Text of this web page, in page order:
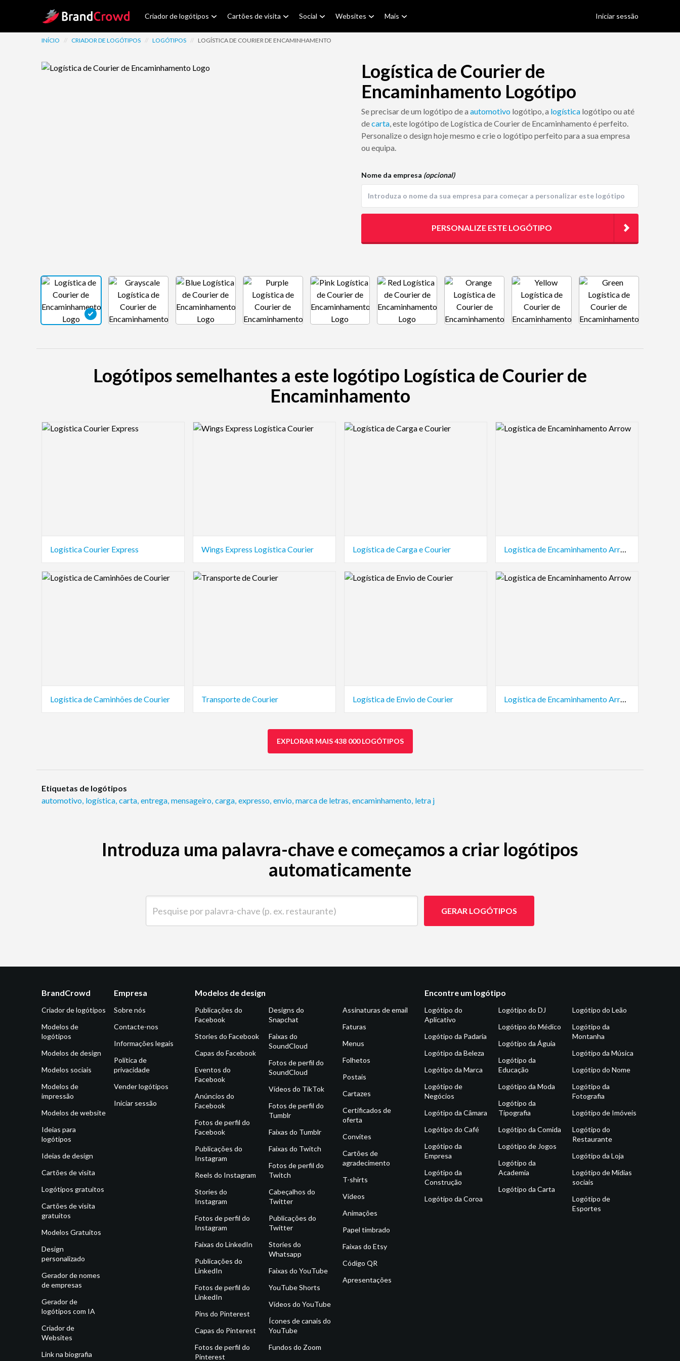
Site Logo Criador de logótipos Cartões de visita Social Websites Mais Iniciar sessão
INÍCIO // CRIADOR DE LOGÓTIPOS // LOGÓTIPOS // LOGÍSTICA DE COURIER DE ENCAMINHAMENTO
Logística de Courier de
Encaminhamento Logótipo
Se precisar de um logótipo de a automotivo logótipo, a logística logótipo ou até
decarta, este logótipo de Logística de Courier de Encaminhamento é perfeito.
Personalize o design hoje mesmo e crie o logótipo perfeito para a sua empresa
ou equipa.
Nome da empresa (opcional)
PERSONALIZE ESTE LOGÓTIPO
Logótipos semelhantes a este logótipo Logística de Courier de
Encaminhamento
Logo Preview Image
Logística Courier Express
Logo Preview Image
Wings Express Logística Courier
Logo Preview Image
Logística de Carga e Courier
Logo Preview Image
Logística de Encaminhamento Arrow
Logo Preview Image
Logística de Caminhões de Courier
Logo Preview Image
Transporte de Courier
Logo Preview Image
Logística de Envio de Courier
Logo Preview Image
Logística de Encaminhamento Arrow
EXPLORAR MAIS 438 000 LOGÓTIPOS
Etiquetas de logótipos
automotivo, logística, carta, entrega, mensageiro, carga, expresso, envio, marca de letras, encaminhamento, letra j
Introduza uma palavra-chave e começamos a criar logótipos
automaticamente
GERAR LOGÓTIPOS
BrandCrowd
Criador de logótipos
Modelos de
logótipos
Modelos de design
Modelos sociais
Modelos de
impressão
Modelos de website
Ideias para
logótipos
Ideias de design
Cartões de visita
Logótipos gratuitos
Cartões de visita
gratuitos
Modelos Gratuitos
Design
personalizado
Gerador de nomes
de empresas
Gerador de
logótipos com IA
Criador de
Websites
Link na biografia
Empresa
Sobre nós
Contacte-nos
Informações legais
Política de
privacidade
Vender logótipos
Iniciar sessão
Modelos de design
Publicações do
Facebook
Stories do Facebook
Capas do Facebook
Eventos do
Facebook
Anúncios do
Facebook
Fotos de perfil do
Facebook
Publicações do
Instagram
Reels do Instagram
Stories do
Instagram
Fotos de perfil do
Instagram
Faixas do LinkedIn
Publicações do
LinkedIn
Fotos de perfil do
LinkedIn
Pins do Pinterest
Capas do Pinterest
Fotos de perfil do
Pinterest
Designs do
Snapchat
Faixas do
SoundCloud
Fotos de perfil do
SoundCloud
Vídeos do TikTok
Fotos de perfil do
Tumblr
Faixas do Tumblr
Faixas do Twitch
Fotos de perfil do
Twitch
Cabeçalhos do
Twitter
Publicações do
Twitter
Stories do
Whatsapp
Faixas do YouTube
YouTube Shorts
Vídeos do YouTube
Ícones de canais do
YouTube
Fundos do Zoom
Assinaturas de email
Faturas
Menus
Folhetos
Postais
Cartazes
Certificados de
oferta
Convites
Cartões de
agradecimento
T-shirts
Vídeos
Animações
Papel timbrado
Faixas do Etsy
Código QR
Apresentações
Encontre um logótipo
Logótipo do
Aplicativo
Logótipo da Padaria
Logótipo da Beleza
Logótipo da Marca
Logótipo de
Negócios
Logótipo da Câmara
Logótipo do Café
Logótipo da
Empresa
Logótipo da
Construção
Logótipo da Coroa
Logótipo do DJ
Logótipo do Médico
Logótipo da Águia
Logótipo da
Educação
Logótipo da Moda
Logótipo da
Tipografia
Logótipo da Comida
Logótipo de Jogos
Logótipo da
Academia
Logótipo da Carta
Logótipo do Leão
Logótipo da
Montanha
Logótipo da Música
Logótipo do Nome
Logótipo da
Fotografia
Logótipo de Imóveis
Logótipo do
Restaurante
Logótipo da Loja
Logótipo de Mídias
sociais
Logótipo de
Esportes